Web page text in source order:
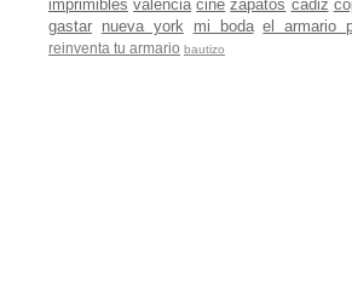
imprimibles valencia cine zapatos cadiz
gastar nueva york mi boda el armario
reinventa tu armario bautizo